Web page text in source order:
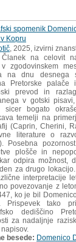
spomenik
Kopru
, 2025, izvirni
Članek na celovit
zgodovinskem
na dnu desnega
Pretorske
prevod in
v gotski
sicer bogato
temelji na
(Caprin, Cherini,
literature o
Posebna
plošče in
odpira možnost,
za drugo
interpretacije
povezovanje z
ko je bil
Prispevek tako
dediščino
za nadaljnje
besede: Domenico